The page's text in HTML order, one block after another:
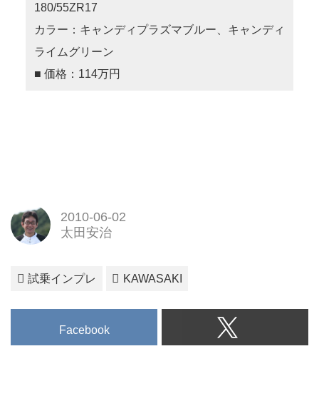
180/55ZR17
カラー：キャンディプラズマブルー、キャンディ
ライムグリーン
■ 価格：114万円
2010-06-02
太田安治
試乗インプレ KAWASAKI
Facebook